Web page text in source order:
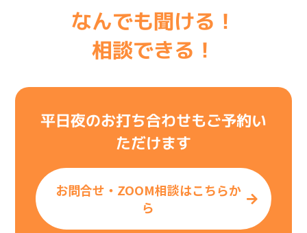
なんでも聞ける！
相談できる！
平日夜のお打ち合わせもご予約い
ただけます
お問合せ・ZOOM相談はこちらか
ら